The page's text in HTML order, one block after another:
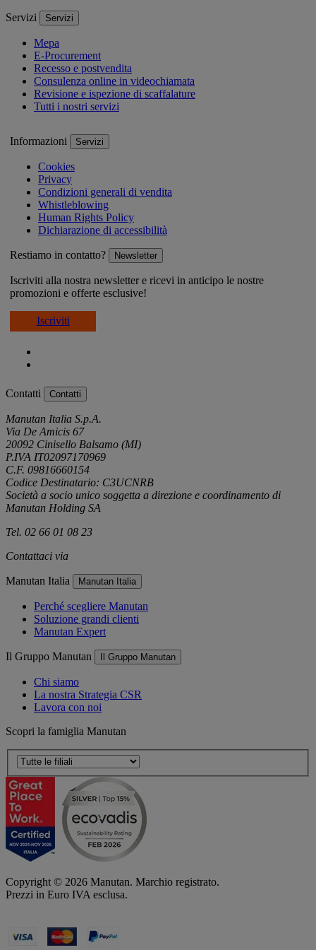
Servizi Servizi
Mepa
E-Procurement
Recesso e postvendita
Consulenza online in videochiamata
Revisione e ispezione di scaffalature
Tutti i nostri servizi
Informazioni Servizi
Cookies
Privacy
Condizioni generali di vendita
Whistleblowing
Human Rights Policy
Dichiarazione di accessibilità
Restiamo in contatto? Newsletter
Iscriviti alla nostra newsletter e ricevi in anticipo le nostre
promozioni e offerte esclusive!
Iscriviti
Contatti Contatti
Manutan Italia S.p.A.
Via De Amicis 67
20092 Cinisello Balsamo (MI)
P.IVA IT02097170969
C.F. 09816660154
Codice Destinatario: C3UCNRB
Società a socio unico soggetta a direzione e coordinamento di
Manutan Holding SA
Tel. 02 66 01 08 23
Contattaci via
Manutan Italia Manutan Italia
Perché scegliere Manutan
Soluzione grandi clienti
Manutan Expert
Il Gruppo Manutan Il Gruppo Manutan
Chi siamo
La nostra Strategia CSR
Lavora con noi
Scopri la famiglia Manutan
Copyright © 2026 Manutan. Marchio registrato.
Prezzi in Euro IVA esclusa.